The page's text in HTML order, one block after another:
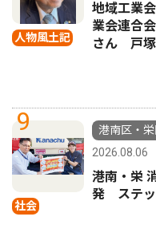
人物風土記
地域工業
業会連合
さん 戸
9
社会
港南区・
2026.08.06
港南・栄
発 ステッ